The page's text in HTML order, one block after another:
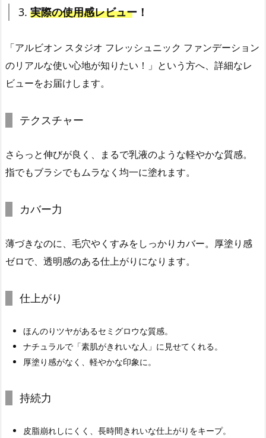
3. 実際の使用感レビュー！
「アルビオン スタジオ フレッシュニック ファンデーション
のリアルな使い心地が知りたい！」という方へ、詳細なレ
ビューをお届けします。
テクスチャー
さらっと伸びが良く、まるで乳液のような軽やかな質感。
指でもブラシでもムラなく均一に塗れます。
カバー力
薄づきなのに、毛穴やくすみをしっかりカバー。厚塗り感
ゼロで、透明感のある仕上がりになります。
仕上がり
ほんのりツヤがあるセミグロウな質感。
ナチュラルで「素肌がきれいな人」に見せてくれる。
厚塗り感がなく、軽やかな印象に。
持続力
皮脂崩れしにくく、長時間きれいな仕上がりをキープ。